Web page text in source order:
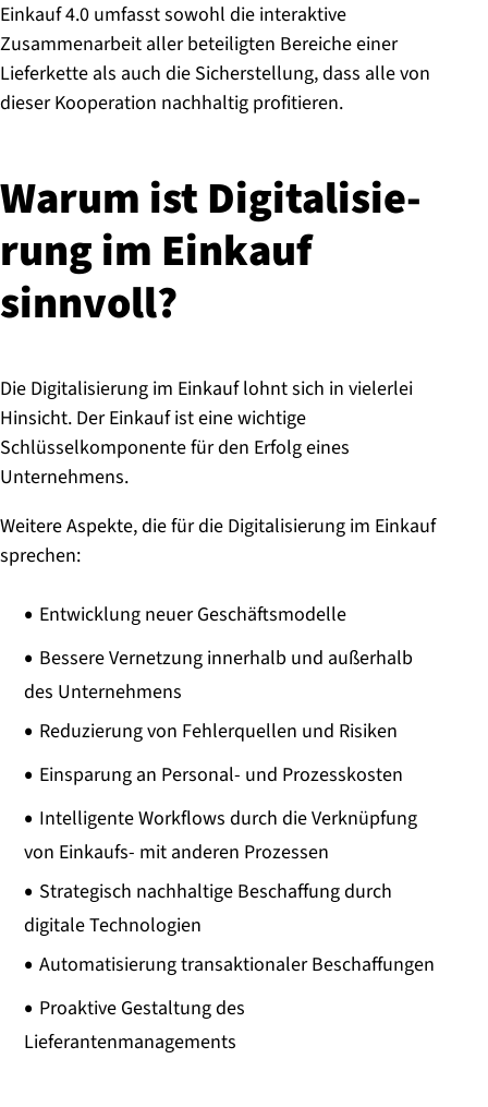
Einkauf 4.0 umfasst sowohl die interaktive
Zusammenarbeit aller beteiligten Bereiche einer
Lieferkette als auch die Sicherstellung, dass alle von
dieser Kooperation nachhaltig profitieren.
Warum ist Di­gi­ta­li­sie­
rung im Einkauf
sinnvoll?
Die Digitalisierung im Einkauf lohnt sich in vielerlei
Hinsicht. Der Einkauf ist eine wichtige
Schlüsselkomponente für den Erfolg eines
Unternehmens.
Weitere Aspekte, die für die Digitalisierung im Einkauf
sprechen:
Entwicklung neuer Geschäftsmodelle
Bessere Vernetzung innerhalb und außerhalb
des Unternehmens
Reduzierung von Fehlerquellen und Risiken
Einsparung an Personal- und Prozesskosten
Intelligente Workflows durch die Verknüpfung
von Einkaufs- mit anderen Prozessen
Strategisch nachhaltige Beschaffung durch
digitale Technologien
Automatisierung transaktionaler Beschaffungen
Proaktive Gestaltung des
Lieferantenmanagements